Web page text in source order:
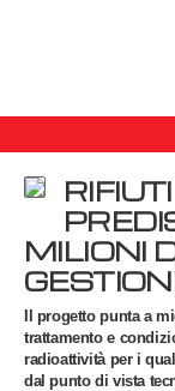
MILIONI
Il progetto punta a
trattamento e
radioattività per i
dal punto di vista